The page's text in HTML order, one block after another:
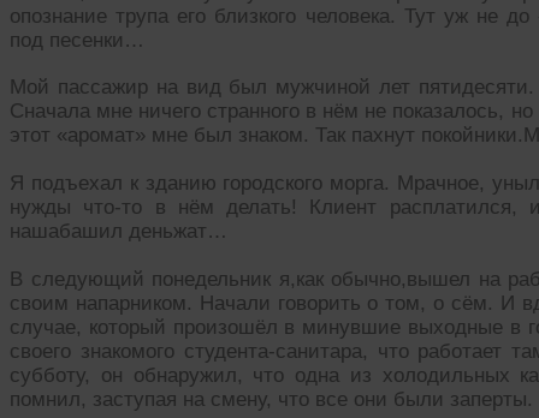
опознание трупа его близкого человека. Тут уж не
под песенки…
Мой пассажир на вид был мужчиной лет
Сначала мне ничего странного в нём не показалось,
этот «аромат» мне был знаком. Так пахнут
Я подъехал к зданию городского морга. Мрачное,
нужды что-то в нём делать! Клиент
нашабашил деньжат…
В следующий понедельник я,как обычно,вышел на
своим напарником. Начали говорить о том, о сём. И
случае, который произошёл в минувшие выходные в
своего знакомого студента-санитара, что
субботу, он обнаружил, что одна из холодильных
помнил, заступая на смену, что все они были